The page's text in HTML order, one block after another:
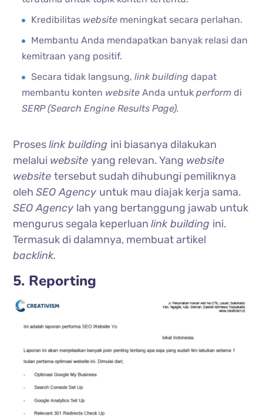
Kredibilitas website meningkat secara perlahan.
Membantu Anda mendapatkan banyak relasi dan
kemitraan yang positif.
Secara tidak langsung,link buildingdapat
membantu konten websiteAnda untukperformdi
SERP (Search Engine Results Page).
Proseslink building ini biasanya dilakukan
melalui websiteyang relevan. Yang website
websitetersebut sudah dihubungi pemiliknya
olehSEO Agency untuk mau diajak kerja sama.
SEO Agency lah yang bertanggung jawab untuk
mengurus segala keperluanlink building ini.
Termasuk di dalamnya, membuat artikel
backlink.
5. Reporting